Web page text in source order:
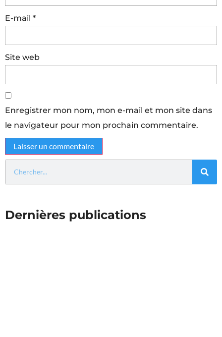
E-mail *
Site web
Enregistrer mon nom, mon e-mail et mon site dans
le navigateur pour mon prochain commentaire.
Dernières publications